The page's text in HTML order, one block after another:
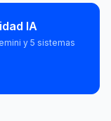
IA
y 5 sistemas